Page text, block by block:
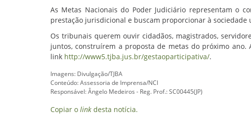
As Metas Nacionais do Poder Judiciário representam o
prestação jurisdicional e buscam proporcionar à
Os tribunais querem ouvir cidadãos, magistrados,
juntos, construírem a proposta de metas do próximo
link http://www5.tjba.jus.br/gestaoparticipativa/.
Imagens: Divulgação/TJBA
Conteúdo: Assessoria de Imprensa/NCI
Responsável: Ângelo Medeiros - Reg. Prof.: SC00445(JP)
Copiar o link desta notícia.